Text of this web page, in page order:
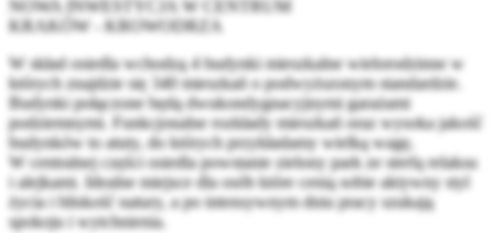
NOWA INWESTYCJA W CENTRUM
KRAKÓW - KROWODRZA
W skład osiedla wchodzą 4 budynki mieszkalne wielorodzinne w
których znajdzie się 340 mieszkań o podwyższonym standardzie.
Budynki połączone będą dwukondygnacyjnymi garażami
podziemnymi. Funkcjonalne rozkłady mieszkań oraz wysoka jakość
budynków to atuty, do których przykładamy wielką wagę.
W centralnej części osiedla powstanie zielony park ze strefą relaksu
i alejkami. Idealne miejsce dla osób które cenią sobie aktywny styl
życia i bliskość natury, a po intensywnym dniu pracy szukają
spokoju i wytchnienia.